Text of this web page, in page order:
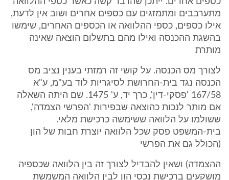
מתערבבים ומתמזגים עם כספים אחרים ושוב אין לדעת,
אילו כספים, כספי ההלוואה או הכספים האחרים, שימשו
בהשגת ההכנסה ואילו מהם בתשלום הוצאה שאינה
מותרת
לצורך מס הכנסה. על קושי זה רמזתי בענין נציב מס
הכנסה נגד בית-החרושת לסיגריות לוד בע"מ, ע"א
167/58 'פסקי-דין', כרך יד, ע' 1475. שם היתה השאלה
אם מותר לנכות כהוצאה שבפירות 'הפרשי הצמדה',
ששולמו על הלוואה ששימשה כרכישת מלאי.
בית-המשפט פסק שכל הלוואה יוצרת חבות של הון
(הכולל גם את הפרשי
ההצמדה) ושאין להבדיל לצורך זה בין הלוואה שכספיה
מושקעים ברכישת נכסי הון לבין הלוואה המשמשת